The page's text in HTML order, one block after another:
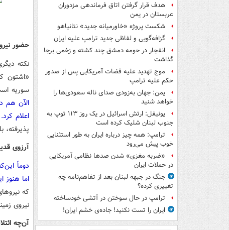
هدف قرار گرفتن اتاق‌ فرماندهی مزدوران
عربستان در یمن
شکست پروژه «خاورمیانه جدید» نتانیاهو
گزافه‌گویی و لفاظی جدید ترامپ علیه ایران
انفجار در حومه دمشق چند کشته و زخمی برجا
گذاشت
موج تهدید علیه قضات آمریکایی پس از صدور
حکم علیه ترامپ
یمن: جهان به‌زودی صدای ناله سعودی‌ها را
خواهد شنید
یونیفل: ارتش اسرائیل در یک روز ۱۱۳ توپ به
جنوب لبنان شلیک کرده است
ترامپ: همه چیز درباره ایران به طور استثنایی
خوب پیش می‌رود
«ضربه مغزی» شدن صدها نظامی آمریکایی
در حملات ایران
جنگ در جبهه لبنان بعد از تفاهم‌نامه چه
تغییری کرده؟
ترامپ در حال سوختن در آتشی خودساخته
ایران را تست نکنید! جاده‌ی خشم ایران!
حضور
نکته
«اشتون
سوریه
اعلام کرد.
آرزوی
دوماً
اما هنوز
که
نیروی
آن‌چه